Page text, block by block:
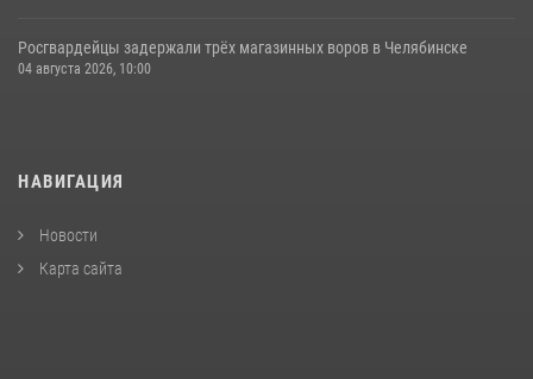
Росгвардейцы задержали трёх магазинных воров в Челябинске
04 августа 2026, 10:00
НАВИГАЦИЯ
Новости
Карта сайта